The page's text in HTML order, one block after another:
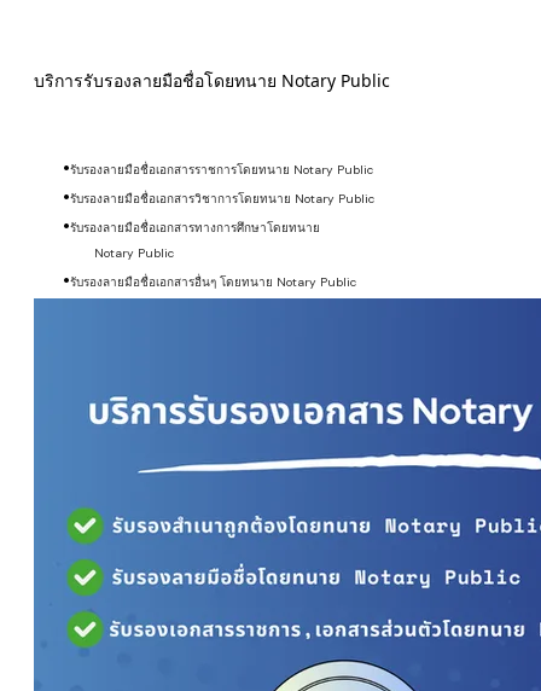
บริการรับรองลายมือชื่อโดยทนาย Notary Public
รับรองลายมือชื่อเอกสารราชการโดยทนาย Notary Public
รับรองลายมือชื่อเอกสารวิชาการโดยทนาย Notary Public
รับรองลายมือชื่อเอกสารทางการศึกษาโดยทนาย
Notary Public
รับรองลายมือชื่อเอกสารอื่นๆ โดยทนาย Notary Public